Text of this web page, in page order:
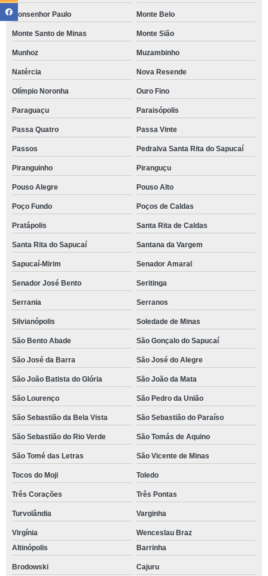
Monsenhor Paulo Monte Belo
Monte Santo de Minas Monte Sião
Munhoz Muzambinho
Natércia Nova Resende
Olímpio Noronha Ouro Fino
Paraguaçu Paraisópolis
Passa Quatro Passa Vinte
Passos Pedralva Santa Rita do Sapucaí
Piranguinho Piranguçu
Pouso Alegre Pouso Alto
Poço Fundo Poços de Caldas
Pratápolis Santa Rita de Caldas
Santa Rita do Sapucaí Santana da Vargem
Sapucaí-Mirim Senador Amaral
Senador José Bento Seritinga
Serrania Serranos
Silvianópolis Soledade de Minas
São Bento Abade São Gonçalo do Sapucaí
São José da Barra São José do Alegre
São João Batista do Glória São João da Mata
São Lourenço São Pedro da União
São Sebastião da Bela Vista São Sebastião do Paraíso
São Sebastião do Rio Verde São Tomás de Aquino
São Tomé das Letras São Vicente de Minas
Tocos do Moji Toledo
Três Corações Três Pontas
Turvolândia Varginha
Virgínia
Wenceslau Braz
Altinópolis
Barrinha
Brodowski Cajuru